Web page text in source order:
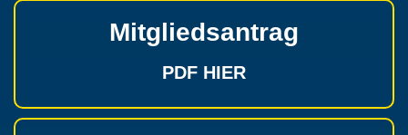
Mitgliedsantrag
PDF HIER